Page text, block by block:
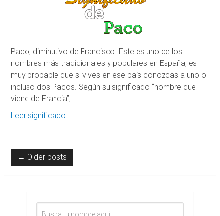
Paco, diminutivo de Francisco. Este es uno de los
nombres más tradicionales y populares en España, es
muy probable que si vives en ese país conozcas a uno o
incluso dos Pacos. Según su significado “hombre que
viene de Francia”, …
Leer significado
← Older posts